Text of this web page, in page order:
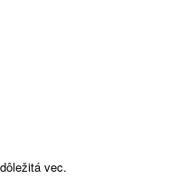
vec.